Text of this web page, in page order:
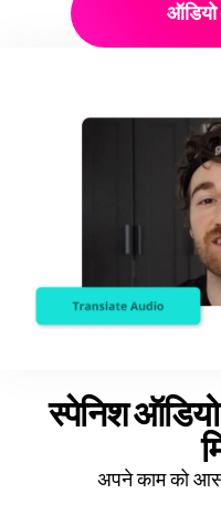
स्पेनिश ऑडियो
अपने काम को